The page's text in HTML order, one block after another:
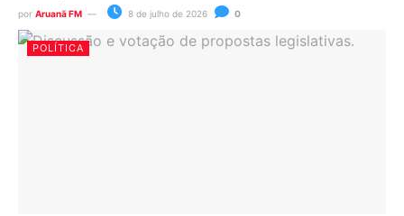
por Aruanã FM 8 de julho de 2026 0
POLÍTICA